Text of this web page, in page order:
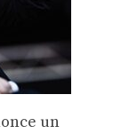
un